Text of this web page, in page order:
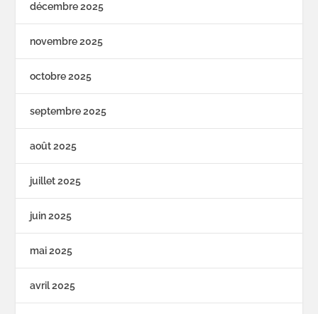
décembre 2025
novembre 2025
octobre 2025
septembre 2025
août 2025
juillet 2025
juin 2025
mai 2025
avril 2025